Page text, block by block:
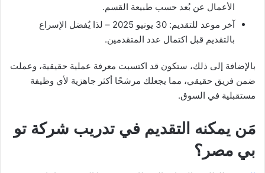
الأعمال عن بُعد حسب طبيعة القسم.
آخر موعد للتقديم: 30 يونيو 2025 – لذا يُفضل الإسراع
بالتقديم قبل اكتمال عدد المتقدمين.
بالإضافة إلى ذلك، ستكون قد اكتسبت معرفة عملية حقيقية، وعملت
ضمن فريق حقيقي، مما يجعلك مرشحًا أكثر جاهزية لأي وظيفة
مستقبلية في السوق.
مَن يمكنه التقديم في تدريب شركة تو
بي مصر؟